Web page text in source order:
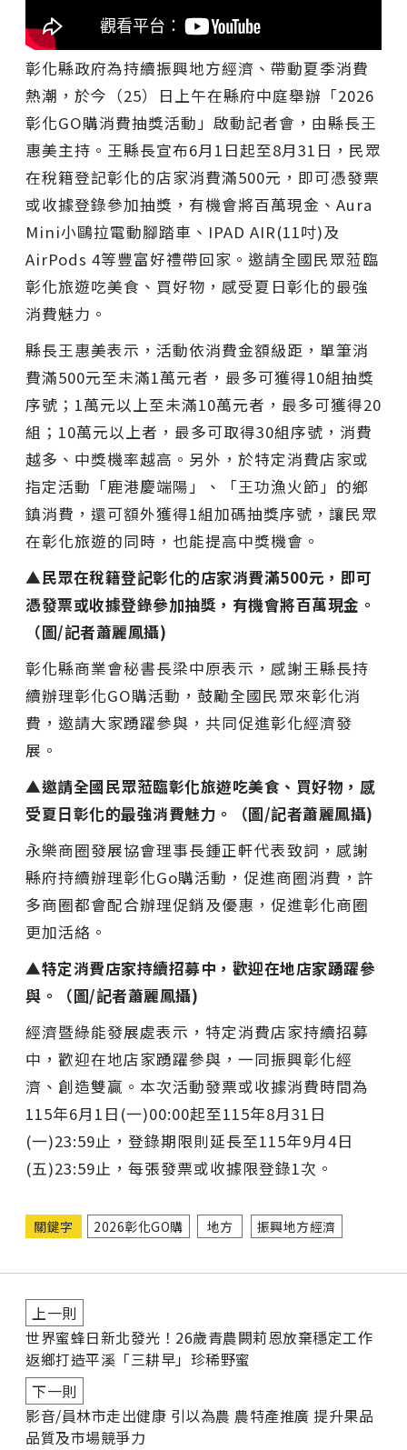
彰化縣政府為持續振興地方經濟、帶動夏季消費
熱潮，於今（25）日上午在縣府中庭舉辦「2026
彰化GO購消費抽獎活動」啟動記者會，由縣長王
惠美主持。王縣長宣布6月1日起至8月31日，民眾
在稅籍登記彰化的店家消費滿500元，即可憑發票
或收據登錄參加抽獎，有機會將百萬現金、Aura
Mini小鷗拉電動腳踏車、IPAD AIR(11吋)及
AirPods 4等豐富好禮帶回家。邀請全國民眾蒞臨
彰化旅遊吃美食、買好物，感受夏日彰化的最強
消費魅力。
縣長王惠美表示，活動依消費金額級距，單筆消
費滿500元至未滿1萬元者，最多可獲得10組抽獎
序號；1萬元以上至未滿10萬元者，最多可獲得20
組；10萬元以上者，最多可取得30組序號，消費
越多、中獎機率越高。另外，於特定消費店家或
指定活動「鹿港慶端陽」、「王功漁火節」的鄉
鎮消費，還可額外獲得1組加碼抽獎序號，讓民眾
在彰化旅遊的同時，也能提高中獎機會。
▲民眾在稅籍登記彰化的店家消費滿500元，即可
憑發票或收據登錄參加抽獎，有機會將百萬現金。
（圖/記者蕭麗鳳攝)
彰化縣商業會秘書長梁中原表示，感謝王縣長持
續辦理彰化GO購活動，鼓勵全國民眾來彰化消
費，邀請大家踴躍參與，共同促進彰化經濟發
展。
▲邀請全國民眾蒞臨彰化旅遊吃美食、買好物，感
受夏日彰化的最強消費魅力。（圖/記者蕭麗鳳攝)
永樂商圈發展協會理事長鍾正軒代表致詞，感謝
縣府持續辦理彰化Go購活動，促進商圈消費，許
多商圈都會配合辦理促銷及優惠，促進彰化商圈
更加活絡。
▲特定消費店家持續招募中，歡迎在地店家踴躍參
與。（圖/記者蕭麗鳳攝)
經濟暨綠能發展處表示，特定消費店家持續招募
中，歡迎在地店家踴躍參與，一同振興彰化經
濟、創造雙贏。本次活動發票或收據消費時間為
115年6月1日(一)00:00起至115年8月31日
(一)23:59止，登錄期限則延長至115年9月4日
(五)23:59止，每張發票或收據限登錄1次。
關鍵字 2026彰化GO購 地方 振興地方經濟
上一則
世界蜜蜂日新北發光！26歲青農闕莉恩放棄穩定工作
返鄉打造平溪「三耕早」珍稀野蜜
下一則
影音/員林市走出健康 引以為農 農特產推廣 提升果品
品質及市場競爭力